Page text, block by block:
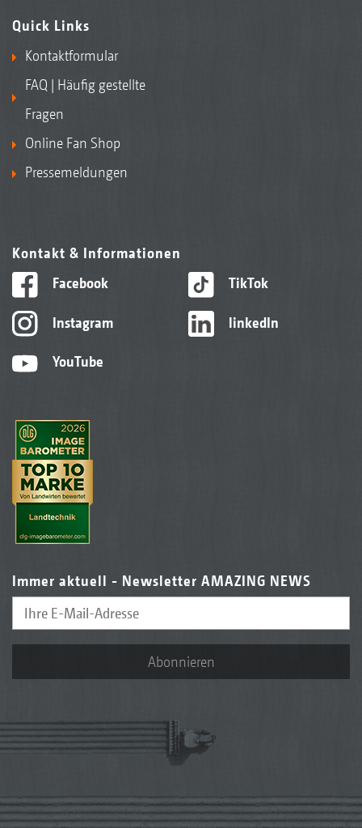
Quick Links
Kontaktformular
FAQ | Häufig gestellte
Fragen
Online Fan Shop
Pressemeldungen
Kontakt & Informationen
Facebook
Instagram
YouTube
TikTok
linkedIn
Immer aktuell - Newsletter AMAZING NEWS
Abonnieren